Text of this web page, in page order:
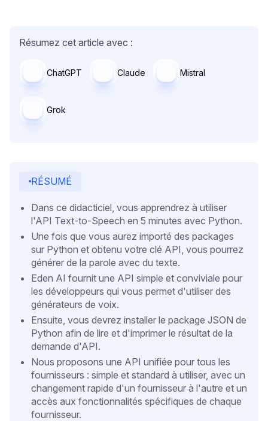
Résumez cet article avec :
ChatGPT Claude Mistral
Grok
RÉSUMÉ
Dans ce didacticiel, vous apprendrez à utiliser
l'API Text-to-Speech en 5 minutes avec Python.
Une fois que vous aurez importé des packages
sur Python et obtenu votre clé API, vous pourrez
générer de la parole avec du texte.
Eden AI fournit une API simple et conviviale pour
les développeurs qui vous permet d'utiliser des
générateurs de voix.
Ensuite, vous devrez installer le package JSON de
Python afin de lire et d'imprimer le résultat de la
demande d'API.
Nous proposons une API unifiée pour tous les
fournisseurs : simple et standard à utiliser, avec un
changement rapide d'un fournisseur à l'autre et un
accès aux fonctionnalités spécifiques de chaque
fournisseur.